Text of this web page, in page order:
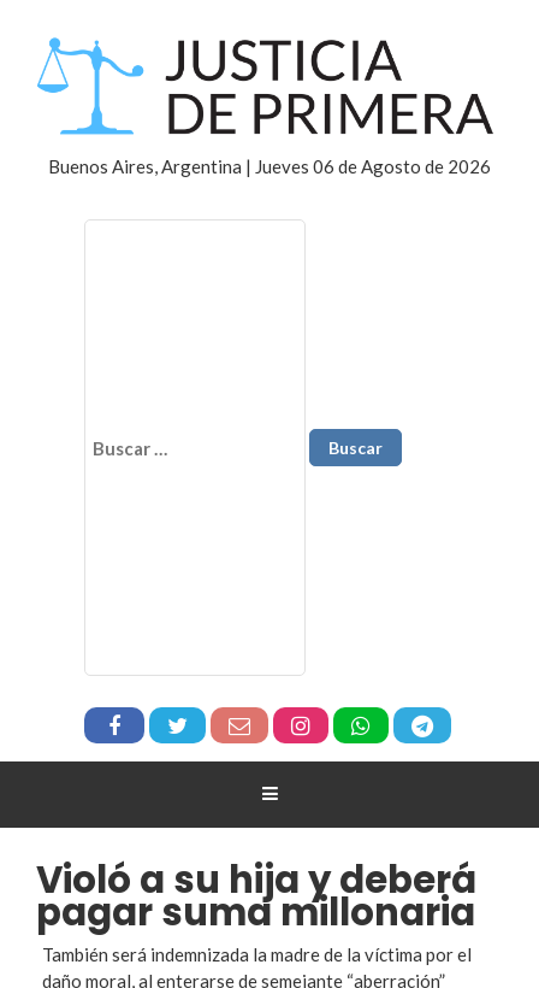
Buenos Aires, Argentina | Jueves 06 de Agosto de 2026
Violó a su hija y deberá
pagar suma millonaria
También será indemnizada la madre de la víctima por el
daño moral, al enterarse de semejante “aberración”